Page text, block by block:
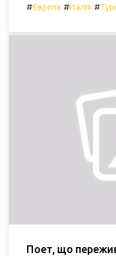
#Європа #Італія #
Поет, що